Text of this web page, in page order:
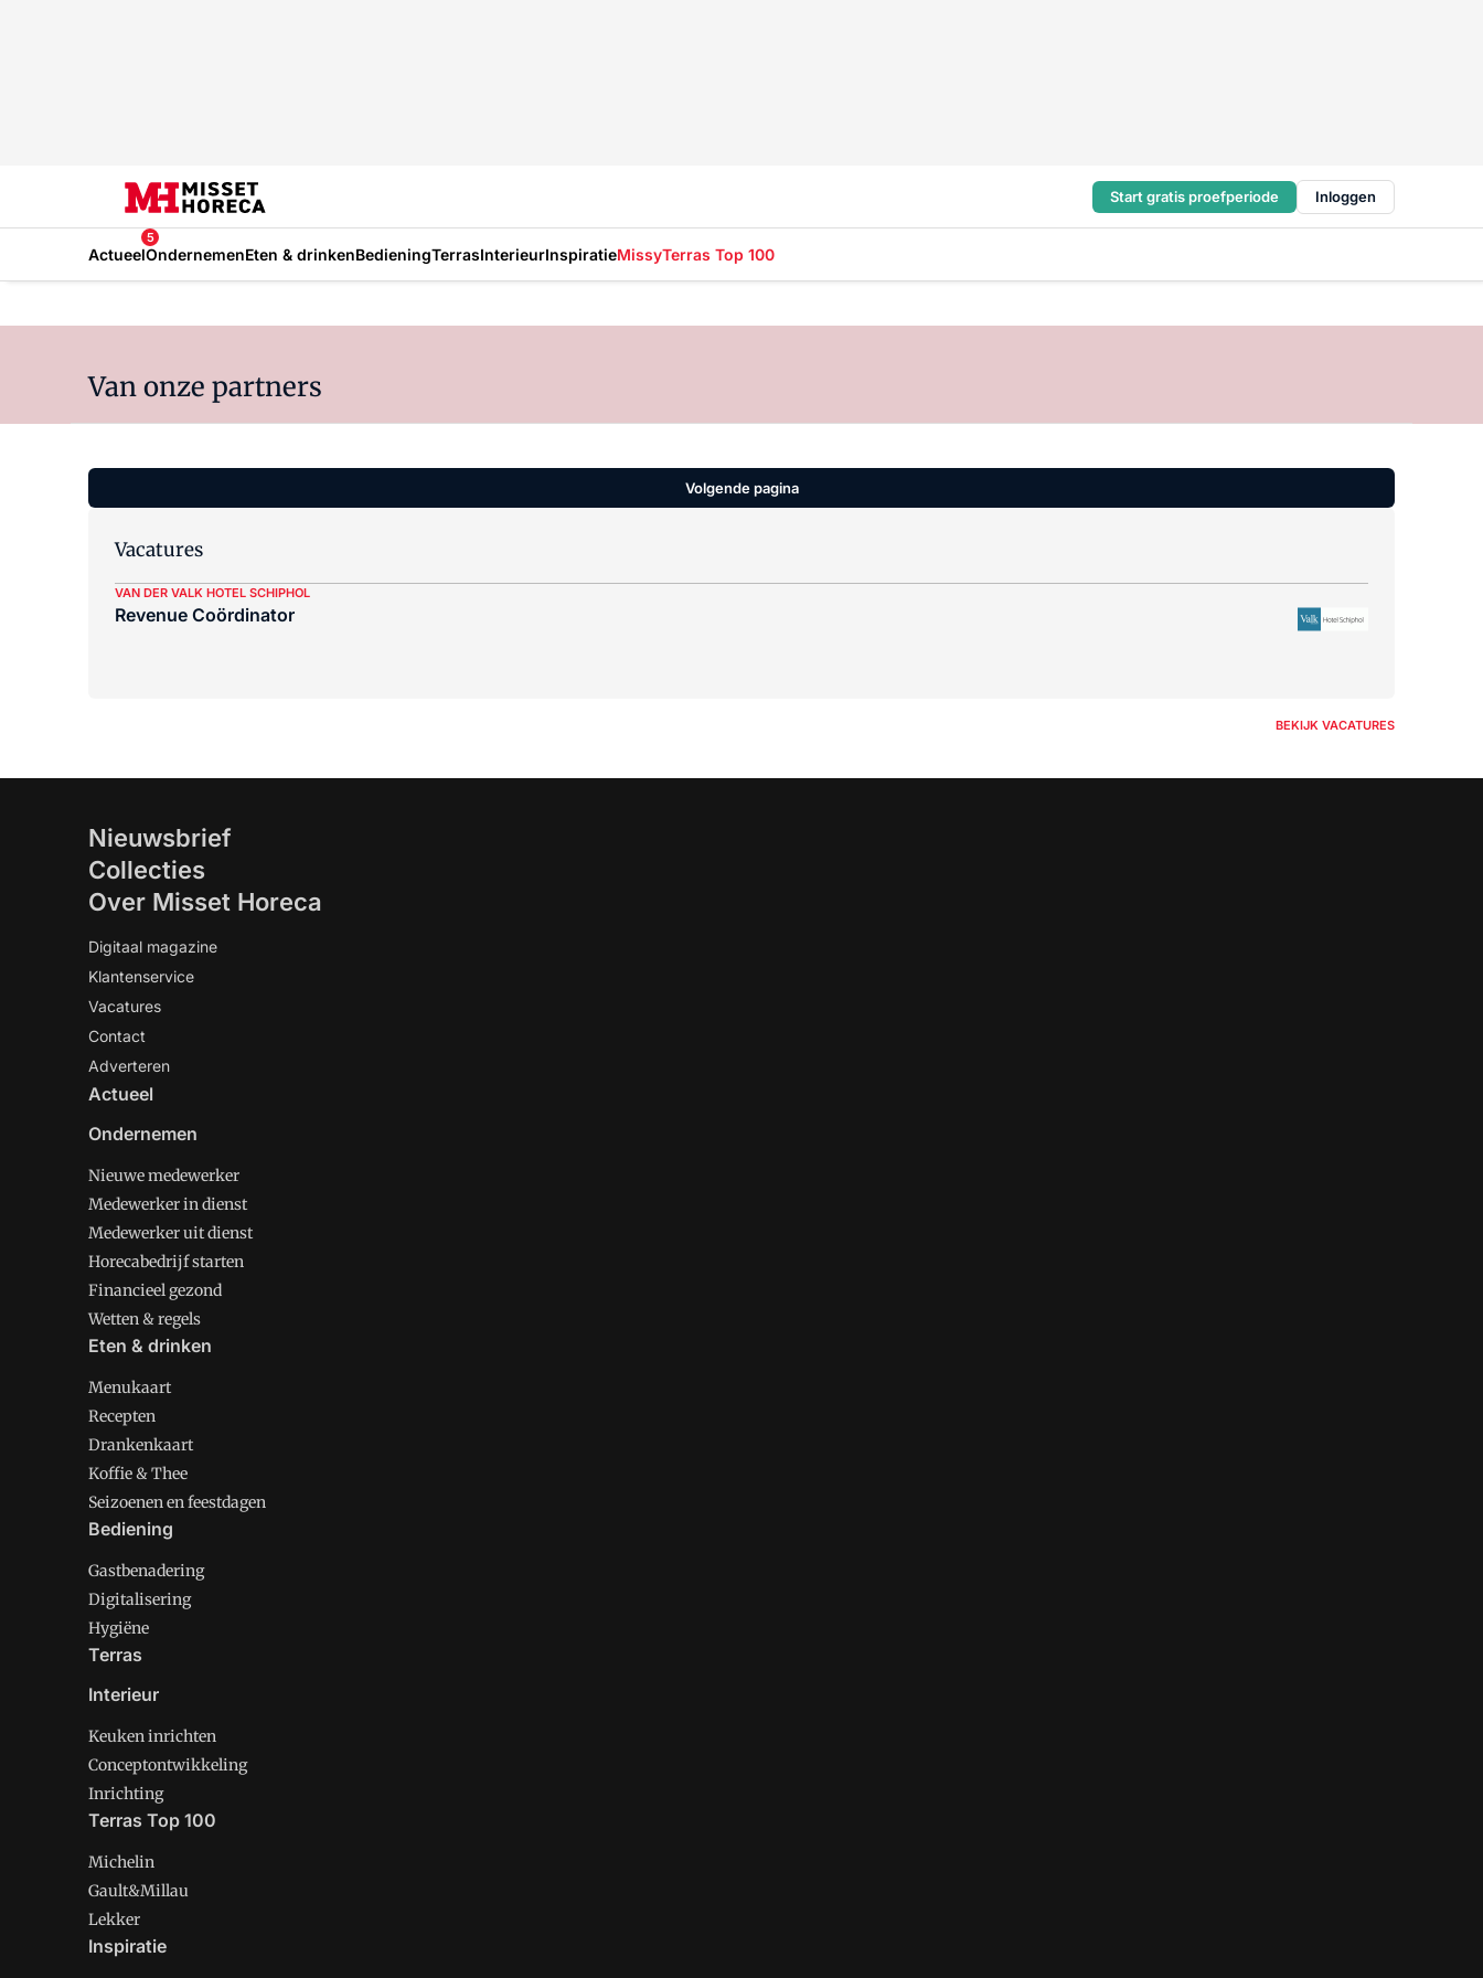
Start gratis proefperiode Inloggen
Actueel
5
OndernemenEten & drinkenBedieningTerrasInterieurInspiratieMissyTerras Top 100
Van onze partners
Volgende pagina
Vacatures
VAN DER VALK HOTEL SCHIPHOL
Revenue Coördinator
BEKIJK VACATURES
Nieuwsbrief
Collecties
Over Misset Horeca
Digitaal magazine
Klantenservice
Vacatures
Contact
Adverteren
Actueel
Ondernemen
Nieuwe medewerker
Medewerker in dienst
Medewerker uit dienst
Horecabedrijf starten
Financieel gezond
Wetten & regels
Eten & drinken
Menukaart
Recepten
Drankenkaart
Koffie & Thee
Seizoenen en feestdagen
Bediening
Gastbenadering
Digitalisering
Hygiëne
Terras
Interieur
Keuken inrichten
Conceptontwikkeling
Inrichting
Terras Top 100
Michelin
Gault&Millau
Lekker
Inspiratie